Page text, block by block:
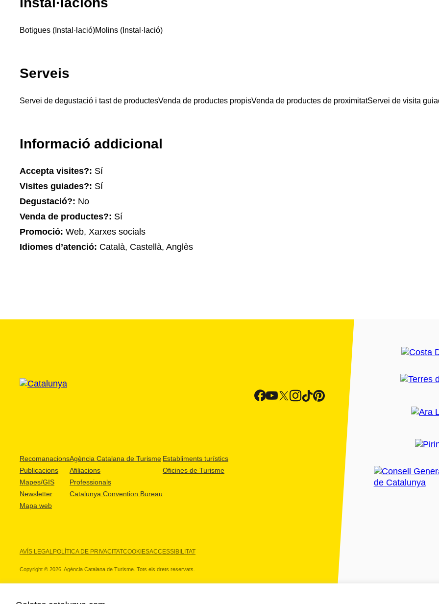
Botigues (Instal·lació)Molins (Instal·lació)
Serveis
Servei de degustació i tast de productesVenda de productes propisVenda de productes de proximitatServei de visita
Informació addicional
Accepta visites?: Sí
Visites guiades?: Sí
Degustació?: No
Venda de productes?: Sí
Promoció: Web, Xarxes socials
Idiomes d’atenció: Català, Castellà, Anglès
Recomanacions
Publicacions
Mapes/GIS
Newsletter
Mapa web
Agència Catalana de Turisme
Afiliacions
Professionals
Catalunya Convention Bureau
Establiments turístics
Oficines de Turisme
AVÍS LEGALPOLÍTICA DE PRIVACITATCOOKIESACCESSIBILITAT
Copyright © 2026. Agència Catalana de Turisme. Tots els drets reservats.